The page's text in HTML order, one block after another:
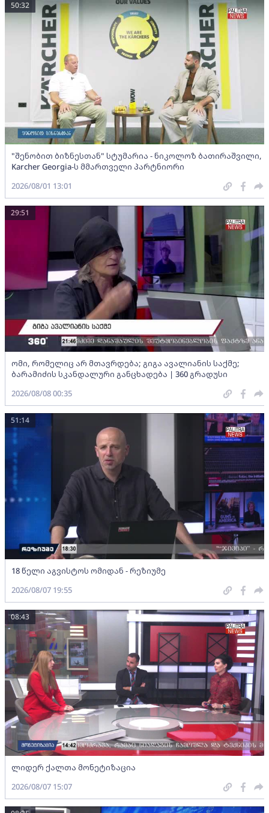
"შენობით ბიზნესთან" სტუმარია - ნიკოლოზ ბათირაშვილი,
Karcher Georgia-ს მმართველი პარტნიორი
50:32
2026/08/01 13:01
ომი, რომელიც არ მთავრდება; გიგა ავალიანის საქმე;
ბარამიძის სკანდალური განცხადება | 360 გრადუსი
29:51
2026/08/08 00:35
18 წელი აგვისტოს ომიდან - რეზიუმე
51:14
2026/08/07 19:55
ლიდერ ქალთა მონეტიზაცია
08:43
2026/08/07 15:07